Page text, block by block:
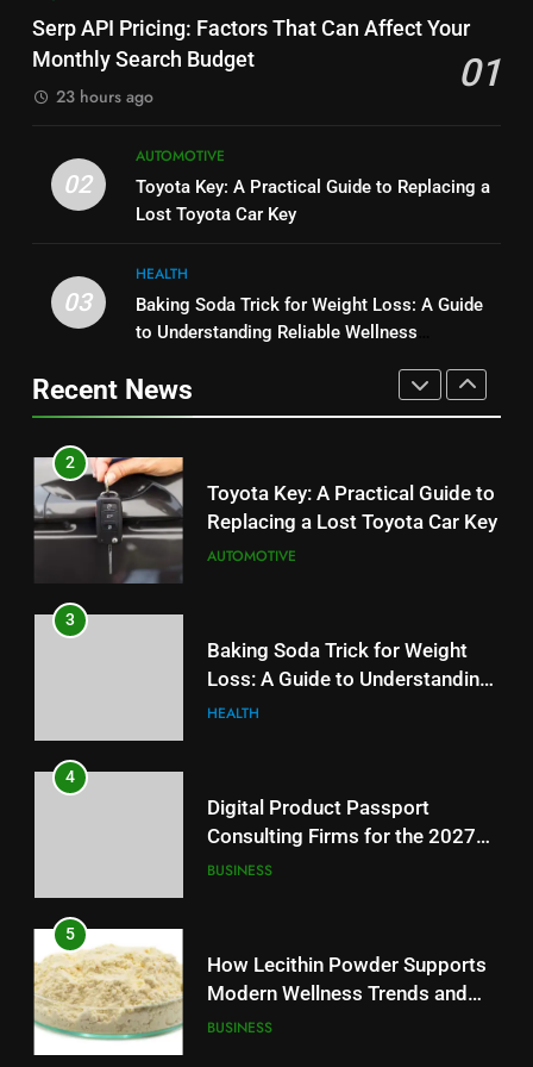
Performance, Convenience, and
User Experience
BUSINESS
Serp API Pricing: Factors That
Can Affect Your Monthly Search
Budget
TECH
2
Toyota Key: A Practical Guide to
3
Loss: A Guide to Understanding
Reliable Wellness Information
4
Consulting Firms for the 2027
Battery Mandate
5
Modern Wellness Trends and
Balanced Nutrition
6
Instagram Account Purchase
and Market Development
Serp API Pricing: Factors That Can Affect Your
Monthly Search Budget
01
23 hours ago
02
AUTOMOTIVE
Toyota Key: A Practical Guide to Replacing a
Lost Toyota Car Key
03
HEALTH
Baking Soda Trick for Weight Loss: A Guide
to Understanding Reliable Wellness
Recent News
Alibarbar vs Other Vape Brands:
Which One Is Worth Buying?
JNR Vape: A Detailed Look at
Performance, Convenience, and
1
Serp API Pricing: Factors That
Can Affect Your Monthly Search
2
Toyota Key: A Practical Guide to
Replacing a Lost Toyota Car Key
AUTOMOTIVE
3
Baking Soda Trick for Weight
Loss: A Guide to Understanding
Reliable Wellness Information
HEALTH
4
Digital Product Passport
Consulting Firms for the 2027
Battery Mandate
BUSINESS
5
How Lecithin Powder Supports
Modern Wellness Trends and
Balanced Nutrition
BUSINESS